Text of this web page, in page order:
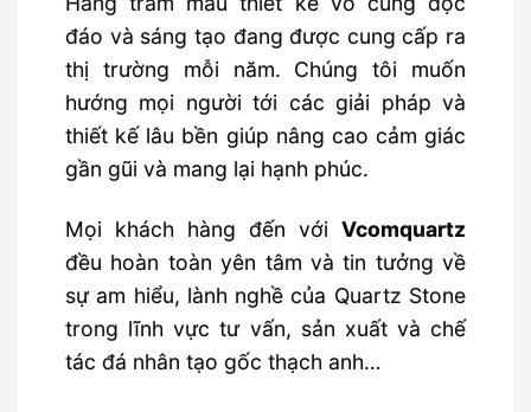
đáo và sáng tạo đang được cung cấp ra
thị trường mỗi năm. Chúng tôi muốn
hướng mọi người tới các giải pháp và
thiết kế lâu bền giúp nâng cao cảm giác
gần gũi và mang lại hạnh phúc.
Mọi khách hàng đến với Vcomquartz
đều hoàn toàn yên tâm và tin tưởng về
sự am hiểu, lành nghề của Quartz Stone
trong lĩnh vực tư vấn, sản xuất và chế
tác đá nhân tạo gốc thạch anh…